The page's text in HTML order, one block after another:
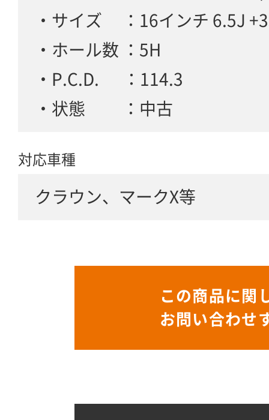
・サイズ ：16インチ 6.5J
・ホール数 ：5H
・P.C.D. ：114.3
・状態 ：中古
対応車種
クラウン、マークX等
この商品に関
お問い合わせ